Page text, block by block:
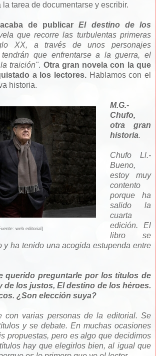
tarea de documentarse y escribir.
de publicarEl destino de los
que recorre las turbulentas primeras
XX, a través de unos personajes
tendrán que enfrentarse a la guerra, el
traición". Otra gran novela con la que
a los lectores. Hablamos con el
historia.
web editorial]
M.G.-
Chufo,
otra gran
historia.
Chufo Ll.-
Bueno,
estoy muy
contento
porque ha
salido la
cuarta
edición. El
libro se
y ha tenido una acogida estupenda entre
querido preguntarle por los títulos de
de los justos, El destino de los héroes.
¿Son elección suya?
con varias personas de la editorial. Se
y se debate. En muchas ocasiones
propuestas, pero es algo que decidimos
hay que elegirlos bien, al igual que